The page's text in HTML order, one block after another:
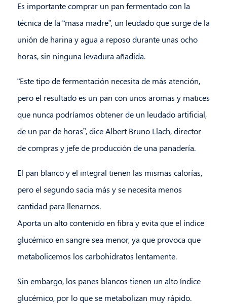
Es importante comprar un pan fermentado con la
técnica de la “masa madre”, un leudado que surge de la
unión de harina y agua a reposo durante unas ocho
horas, sin ninguna levadura añadida.
“Este tipo de fermentación necesita de más atención,
pero el resultado es un pan con unos aromas y matices
que nunca podríamos obtener de un leudado artificial,
de un par de horas”, dice Albert Bruno Llach, director
de compras y jefe de producción de una panadería.
El pan blanco y el integral tienen las mismas calorías,
pero el segundo sacia más y se necesita menos
cantidad para llenarnos.
Aporta un alto contenido en fibra y evita que el índice
glucémico en sangre sea menor, ya que provoca que
metabolicemos los carbohidratos lentamente.
Sin embargo, los panes blancos tienen un alto índice
glucémico, por lo que se metabolizan muy rápido.